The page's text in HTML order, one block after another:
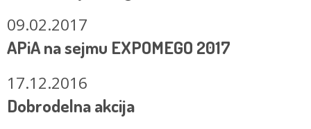
09.02.2017
APiA na sejmu EXPOMEGO 2017
17.12.2016
Dobrodelna akcija